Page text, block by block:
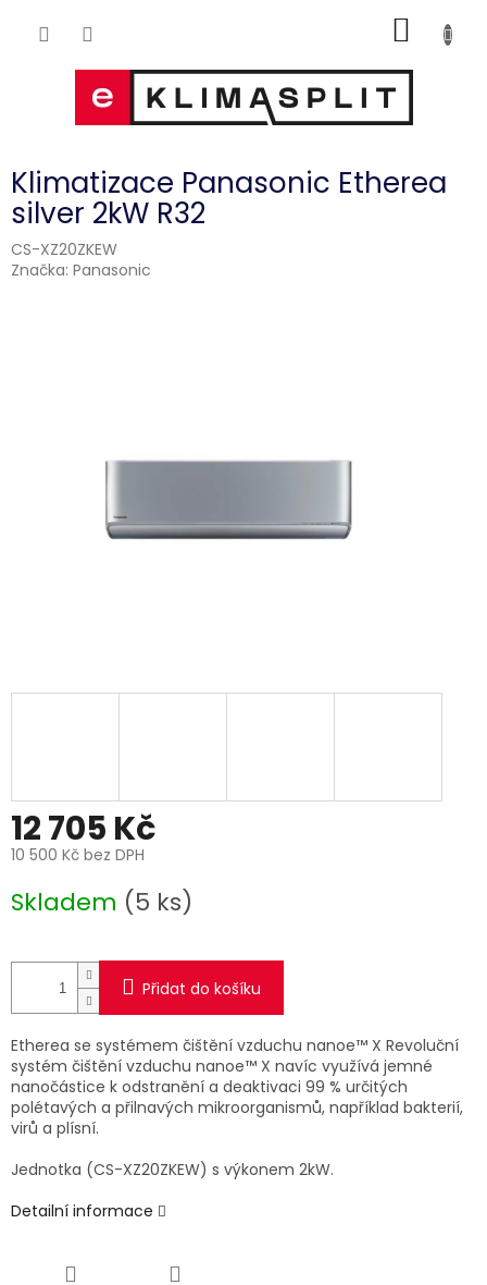
KOŠÍK
Klimatizace Panasonic Etherea
silver 2kW R32
CS-XZ20ZKEW
Značka: Panasonic
12 705 Kč
10 500 Kč bez DPH
cena:
Skladem (5 ks)
Přidat do košíku
Etherea se systémem čištění vzduchu nanoe™ X Revoluční
systém čištění vzduchu nanoe™ X navíc využívá jemné
nanočástice k odstranění a deaktivaci 99 % určitých
polétavých a přilnavých mikroorganismů, například bakterií,
virů a plísní.
Jednotka (CS-XZ20ZKEW) s výkonem 2kW.
Detailní informace